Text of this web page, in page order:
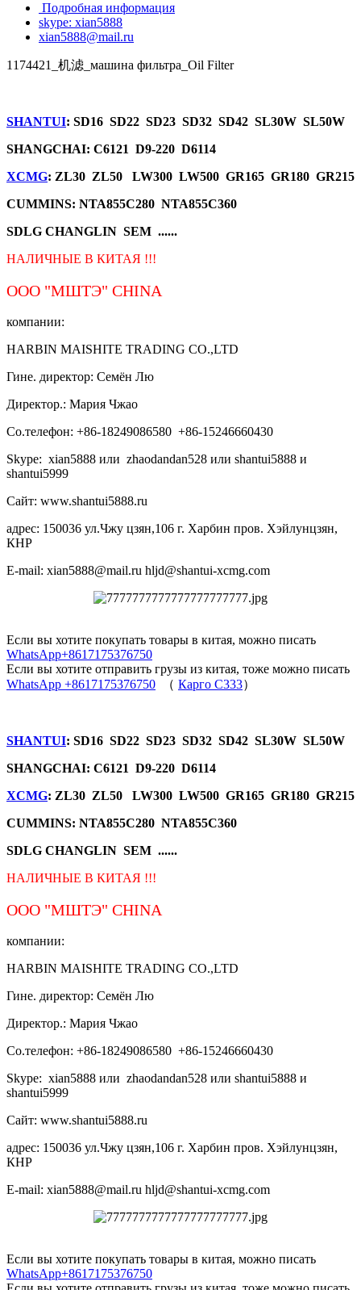
Подробная информация
skype: xian5888
xian5888@mail.ru
1174421_机滤_машина фильтра_Oil Filter
SHANTUI: SD16 SD22 SD23 SD32 SD42 SL30W SL50W
SHANGCHAI: C6121 D9-220 D6114
XCMG: ZL30 ZL50 LW300 LW500 GR165 GR180 GR215
CUMMINS: NTA855C280 NTA855C360
SDLG CHANGLIN SEM ......
НАЛИЧНЫЕ В КИТАЯ !!!
ООО "МШТЭ" CHINA
компании:
HARBIN MAISHITE TRADING CO.,LTD
Гине. директор: Семён Лю
Директор.: Мария Чжао
Со.телефон: +86-18249086580 +86-15246660430
Skype: xian5888 или zhaodandan528 или shantui5888 и
shantui5999
Сайт: www.shantui5888.ru
адрес: 150036 ул.Чжу цзян,106 г. Харбин пров. Хэйлунцзян,
КНР
E-mail: xian5888@mail.ru hljd@shantui-xcmg.com
Если вы хотите покупать товары в китая, можно писать
WhatsApp+8617175376750
Если вы хотите отправить грузы из китая, тоже можно писать
WhatsApp +8617175376750 （ Карго C333）
SHANTUI: SD16 SD22 SD23 SD32 SD42 SL30W SL50W
SHANGCHAI: C6121 D9-220 D6114
XCMG: ZL30 ZL50 LW300 LW500 GR165 GR180 GR215
CUMMINS: NTA855C280 NTA855C360
SDLG CHANGLIN SEM ......
НАЛИЧНЫЕ В КИТАЯ !!!
ООО "МШТЭ" CHINA
компании:
HARBIN MAISHITE TRADING CO.,LTD
Гине. директор: Семён Лю
Директор.: Мария Чжао
Со.телефон: +86-18249086580 +86-15246660430
Skype: xian5888 или zhaodandan528 или shantui5888 и
shantui5999
Сайт: www.shantui5888.ru
адрес: 150036 ул.Чжу цзян,106 г. Харбин пров. Хэйлунцзян,
КНР
E-mail: xian5888@mail.ru hljd@shantui-xcmg.com
Если вы хотите покупать товары в китая, можно писать
WhatsApp+8617175376750